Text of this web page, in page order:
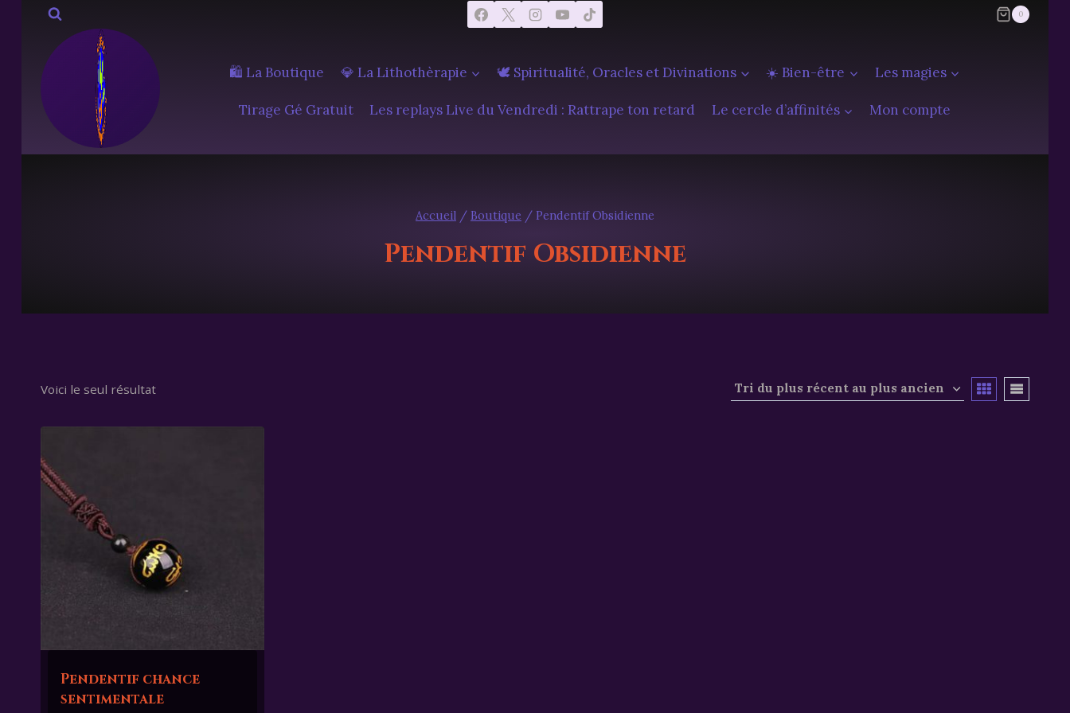
Aller
contenu
0
🛍️ La Boutique 💎 La Lithothèrapie 🕊️ Spiritualité, Oracles et Divinations ☀️ Bien-être Les magies
Tirage Gé Gratuit Les replays Live du Vendredi : Rattrape ton retard Le cercle d’affinités Mon compte
Accueil / Boutique / Pendentif Obsidienne
Pendentif Obsidienne
Voici le seul résultat
Pendentif chance
sentimentale